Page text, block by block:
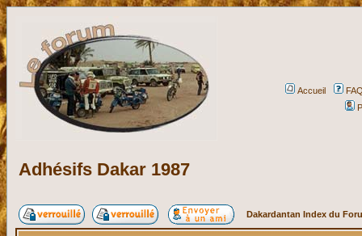
Accueil
Adhésifs Dakar 1987
Dakardantan Index du